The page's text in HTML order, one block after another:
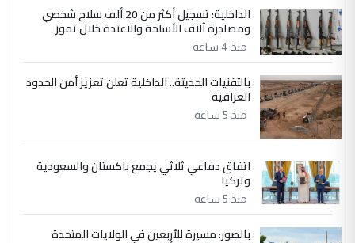
4 سردار
التعليق : واحد من عصابة علي ماما يسقط
جنسية الرافد الثالث للعراق ومن اصول عريقة
ابا فرات ...
الموضوع :
الجواهري يرد على صدام حسين سل
مضجعيك يابن الزنا (نص كامل)
5 سردار
التعليق : واحد من عصابة علي ماما يسقط
جنسية الرافد الثالث للعراق ومن اصول عريقة
ابا فرات ...
الداخلية: تسجيل أكثر من 20 ألف سلاح شخصي
ومصادرة آلاف الأسلحة والاعتدة خلال تموز
منذ 4 ساعة
بالتقنيات الحديثة.. الداخلية تعلن تعزيز أمن الحدود
العراقية
منذ 5 ساعة
اتفاق دفاعي ثلاثي يجمع باكستان والسعودية
وتركيا
منذ 5 ساعة
بالصور: مسيرة للأربعين في الولايات المتحدة